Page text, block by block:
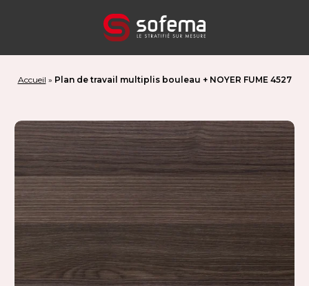
Accueil » Plan de travail multiplis bouleau + NOYER FUME 4527